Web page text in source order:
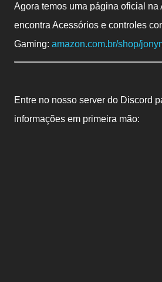
Agora temos uma página oficial na
encontra Acessórios e controles
Gaming: amazon.com.br/shop/
Entre no nosso server do Discord
informações em primeira mão: